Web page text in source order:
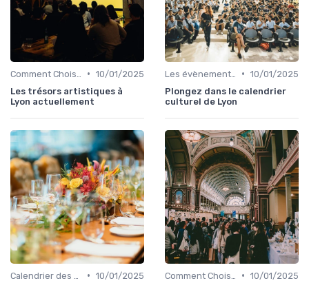
• 10/01/2025
Les trésors artistiques à
Lyon actuellement
• 10/01/2025
Plongez dans le calendrier
culturel de Lyon
• 10/01/2025 • 10/01/2025